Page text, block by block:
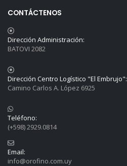
CONTÁCTENOS
Dirección Administración:
BATOVI 2082
Dirección Centro Logístico "El Embrujo":
Camino Carlos A. López 6925
Teléfono:
(+598) 2929.0814
Email:
info@orofino.com.uy